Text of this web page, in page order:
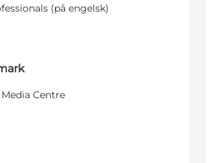
(på engelsk)
Centre